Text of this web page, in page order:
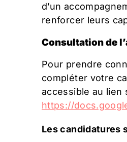
d’un
renforcer leurs
Consultation de
Pour prendre
compléter votre
accessible au lien
https://
Les candidatures